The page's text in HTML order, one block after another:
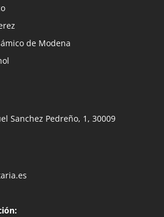
de Modena
Sanchez Pedreño, 1, 30009